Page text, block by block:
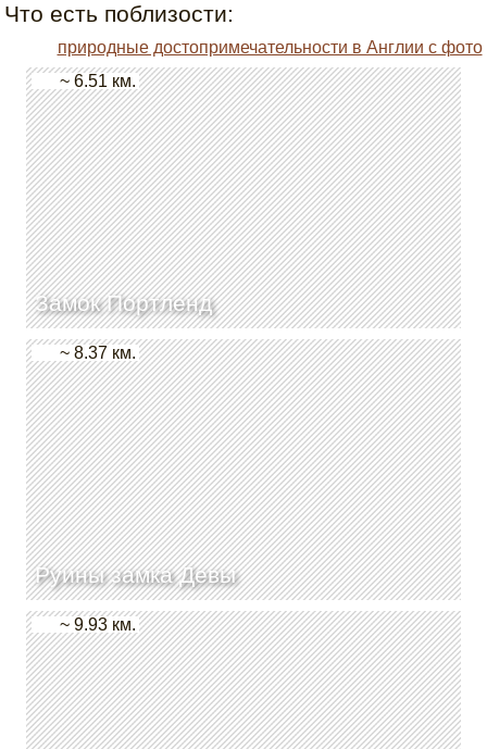
Что есть поблизости:
природные достопримечательности в Англии с фото
Замок Портленд
~ 6.51 км.
Руины замка Девы
~ 8.37 км.
~ 9.93 км.